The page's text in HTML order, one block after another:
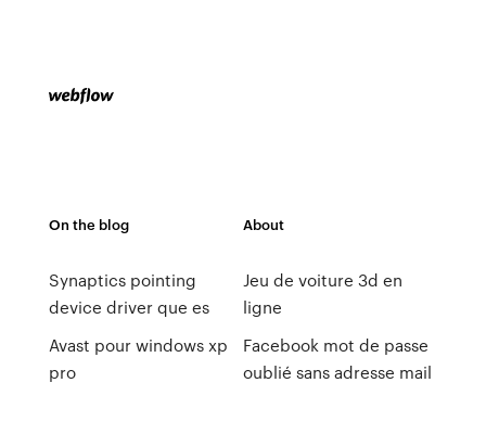
On the blog
Synaptics pointing
device driver que es
Avast pour windows xp
pro
About
Jeu de voiture 3d en
ligne
Facebook mot de passe
oublié sans adresse mail